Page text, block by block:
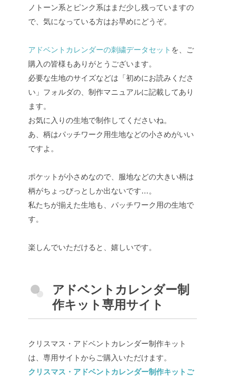
ノトーン系とピンク系はまだ少し残っていますの
で、気になっている方はお早めにどうぞ。
アドベントカレンダーの刺繍データセット を、ご
購入の皆様もありがとうございます。
必要な生地のサイズなどは「初めにお読みくださ
い」フォルダの、制作マニュアルに記載してあり
ます。
お気に入りの生地で制作してくださいね。
あ、柄はパッチワーク用生地などの小さめがいい
ですよ。
ポケットが小さめなので、服地などの大きい柄は
柄がちょっびっとしか出ないです…。
私たちが揃えた生地も、パッチワーク用の生地で
す。
楽しんでいただけると、嬉しいです。
アドベントカレンダー制
作キット専用サイト
クリスマス・アドベントカレンダー制作キット
は、専用サイトからご購入いただけます。
クリスマス・アドベントカレンダー制作キットご